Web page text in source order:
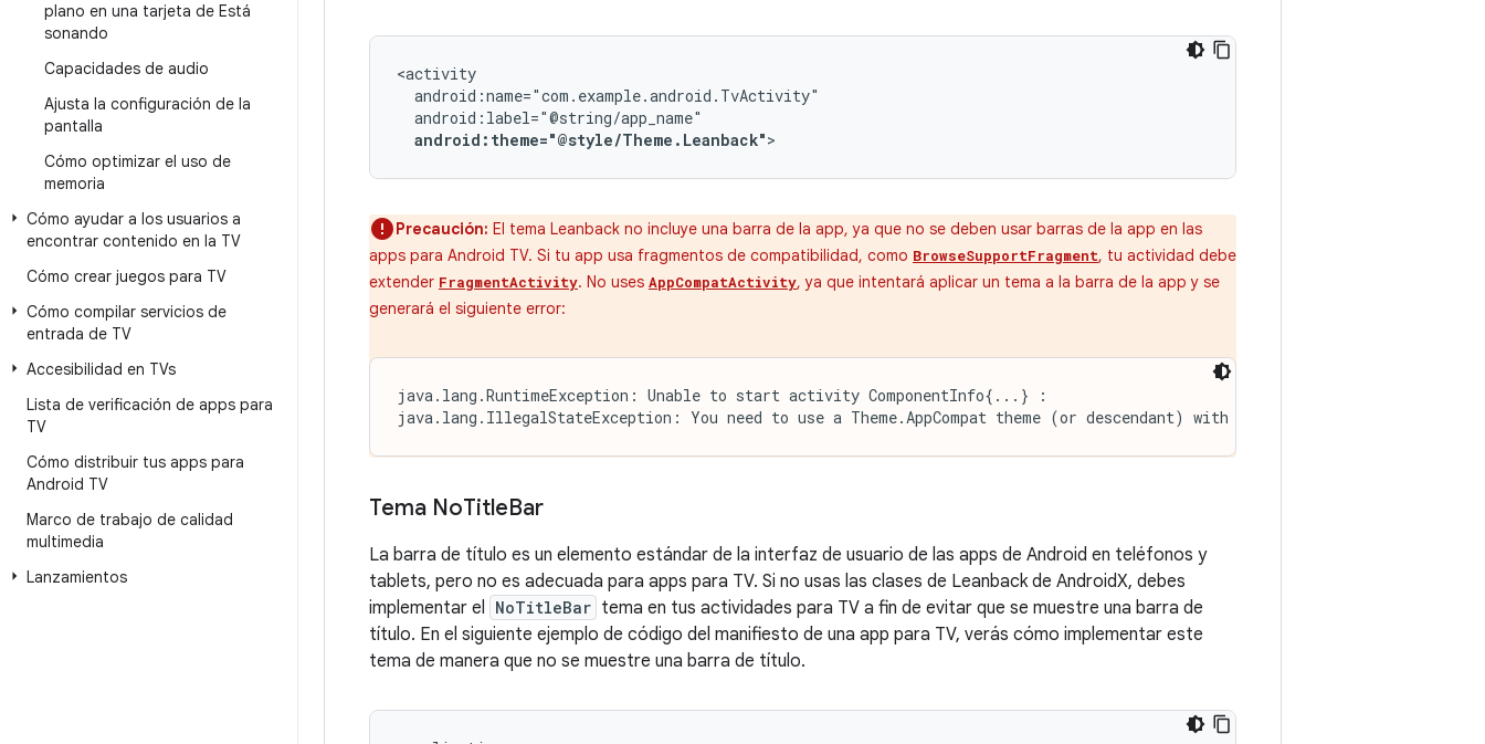
plano en una tarjeta de Está
sonando
Capacidades de audio
Ajusta la configuración de la
pantalla
Cómo optimizar el uso de
memoria
Cómo ayudar a los usuarios a
encontrar contenido en la TV
Cómo crear juegos para TV
Cómo compilar servicios de
entrada de TV
Accesibilidad en TVs
Lista de verificación de apps para
TV
Cómo distribuir tus apps para
Android TV
Marco de trabajo de calidad
multimedia
Lanzamientos
android:theme="@style/Theme.Leanback">
Precaución: El tema Leanback no incluye una barra de la app, ya que no se deben usar barras de la app en las
apps para Android TV. Si tu app usa fragmentos de compatibilidad, como BrowseSupportFragment, tu actividad debe
extender FragmentActivity. No uses AppCompatActivity, ya que intentará aplicar un tema a la barra de la app y se
generará el siguiente error:
java.lang.RuntimeException: Unable to start activity ComponentInfo{...} :
java.lang.IllegalStateException: You need to use a Theme.AppCompat theme (or descendant) with this activity.
Tema NoTitleBar
La barra de título es un elemento estándar de la interfaz de usuario de las apps de Android en teléfonos y
tablets, pero no es adecuada para apps para TV. Si no usas las clases de Leanback de AndroidX, debes
implementar el NoTitleBar tema en tus actividades para TV a fin de evitar que se muestre una barra de
título. En el siguiente ejemplo de código del manifiesto de una app para TV, verás cómo implementar este
tema de manera que no se muestre una barra de título.